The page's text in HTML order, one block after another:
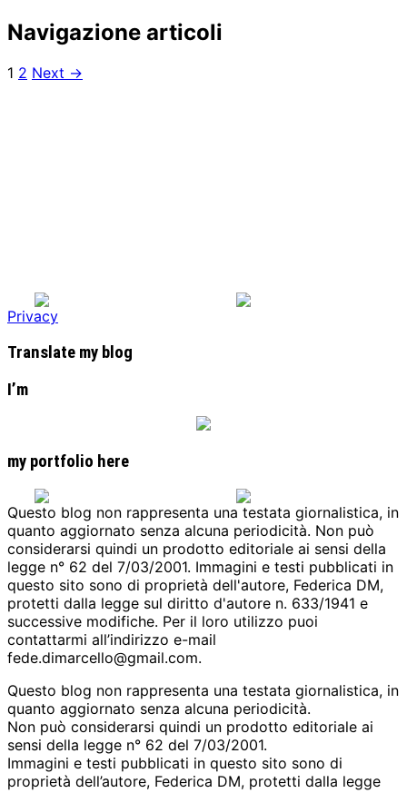
Navigazione articoli
1 2 Next →
Privacy
Translate my blog
I’m
my portfolio here
Questo blog non rappresenta una testata giornalistica, in
quanto aggiornato senza alcuna periodicità. Non può
considerarsi quindi un prodotto editoriale ai sensi della
legge n° 62 del 7/03/2001. Immagini e testi pubblicati in
questo sito sono di proprietà dell'autore, Federica DM,
protetti dalla legge sul diritto d'autore n. 633/1941 e
successive modifiche. Per il loro utilizzo puoi
contattarmi all’indirizzo e-mail
fede.dimarcello@gmail.com.
Questo blog non rappresenta una testata giornalistica, in
quanto aggiornato senza alcuna periodicità.
Non può considerarsi quindi un prodotto editoriale ai
sensi della legge n° 62 del 7/03/2001.
Immagini e testi pubblicati in questo sito sono di
proprietà dell’autore, Federica DM, protetti dalla legge